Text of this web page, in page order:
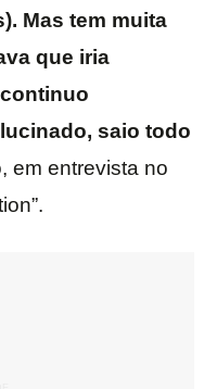
Mas tem muita
que iria
saio todo
em entrevista no